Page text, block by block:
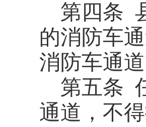
第四条
的消防车
消防车通
第五条
通道，不